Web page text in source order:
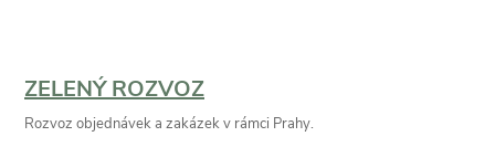
ZELENÝ ROZVOZ
Rozvoz objednávek a zakázek v rámci Prahy.